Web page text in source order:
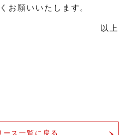
お願いいたします。
以上
ース一覧に戻る